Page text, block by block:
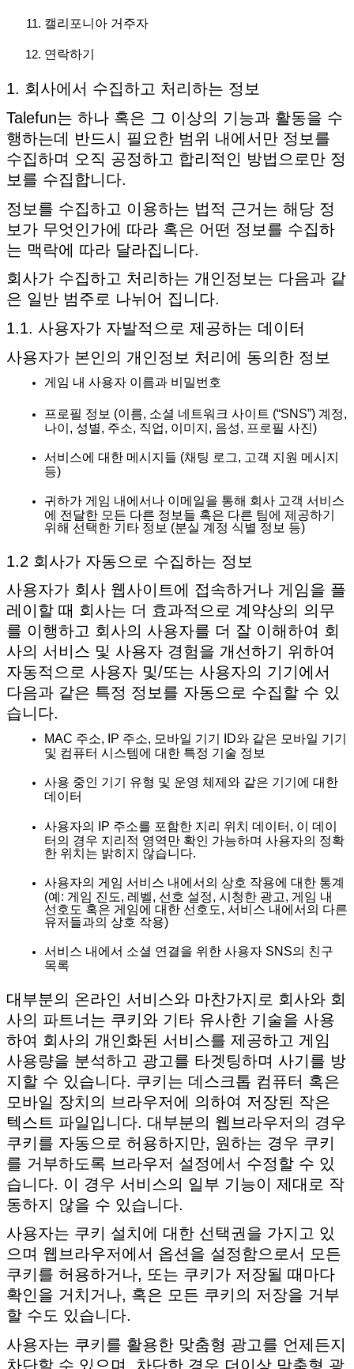
캘리포니아 거주자
연락하기
1. 회사에서 수집하고 처리하는 정보
Talefun는 하나 혹은 그 이상의 기능과 활동을 수
행하는데 반드시 필요한 범위 내에서만 정보를
수집하며 오직 공정하고 합리적인 방법으로만 정
보를 수집합니다.
정보를 수집하고 이용하는 법적 근거는 해당 정
보가 무엇인가에 따라 혹은 어떤 정보를 수집하
는 맥락에 따라 달라집니다.
회사가 수집하고 처리하는 개인정보는 다음과 같
은 일반 범주로 나뉘어 집니다.
1.1. 사용자가 자발적으로 제공하는 데이터
사용자가 본인의 개인정보 처리에 동의한 정보
게임 내 사용자 이름과 비밀번호
프로필 정보 (이름, 소셜 네트워크 사이트 (“SNS”) 계정,
나이, 성별, 주소, 직업, 이미지, 음성, 프로필 사진)
서비스에 대한 메시지들 (채팅 로그, 고객 지원 메시지
등)
귀하가 게임 내에서나 이메일을 통해 회사 고객 서비스
에 전달한 모든 다른 정보들 혹은 다른 팀에 제공하기
위해 선택한 기타 정보 (분실 계정 식별 정보 등)
1.2 회사가 자동으로 수집하는 정보
사용자가 회사 웹사이트에 접속하거나 게임을 플
레이할 때 회사는 더 효과적으로 계약상의 의무
를 이행하고 회사의 사용자를 더 잘 이해하여 회
사의 서비스 및 사용자 경험을 개선하기 위하여
자동적으로 사용자 및/또는 사용자의 기기에서
다음과 같은 특정 정보를 자동으로 수집할 수 있
습니다.
MAC 주소, IP 주소, 모바일 기기 ID와 같은 모바일 기기
및 컴퓨터 시스템에 대한 특정 기술 정보
사용 중인 기기 유형 및 운영 체제와 같은 기기에 대한
데이터
사용자의 IP 주소를 포함한 지리 위치 데이터, 이 데이
터의 경우 지리적 영역만 확인 가능하며 사용자의 정확
한 위치는 밝히지 않습니다.
사용자의 게임 서비스 내에서의 상호 작용에 대한 통계
(예: 게임 진도, 레벨, 선호 설정, 시청한 광고, 게임 내
선호도 혹은 게임에 대한 선호도, 서비스 내에서의 다른
유저들과의 상호 작용)
서비스 내에서 소셜 연결을 위한 사용자 SNS의 친구
목록
대부분의 온라인 서비스와 마찬가지로 회사와 회
사의 파트너는 쿠키와 기타 유사한 기술을 사용
하여 회사의 개인화된 서비스를 제공하고 게임
사용량을 분석하고 광고를 타겟팅하며 사기를 방
지할 수 있습니다. 쿠키는 데스크톱 컴퓨터 혹은
모바일 장치의 브라우저에 의하여 저장된 작은
텍스트 파일입니다. 대부분의 웹브라우저의 경우
쿠키를 자동으로 허용하지만, 원하는 경우 쿠키
를 거부하도록 브라우저 설정에서 수정할 수 있
습니다. 이 경우 서비스의 일부 기능이 제대로 작
동하지 않을 수 있습니다.
사용자는 쿠키 설치에 대한 선택권을 가지고 있
으며 웹브라우저에서 옵션을 설정함으로서 모든
쿠키를 허용하거나, 또는 쿠키가 저장될 때마다
확인을 거치거나, 혹은 모든 쿠키의 저장을 거부
할 수도 있습니다.
사용자는 쿠키를 활용한 맞춤형 광고를 언제든지
차단할 수 있으며, 차단한 경우 더이상 맞춤형 광